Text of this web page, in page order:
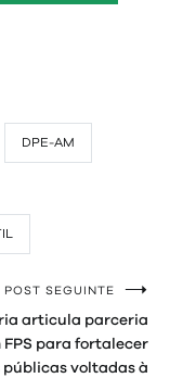
DPE-AM
POST SEGUINTE
articula parceria
FPS para fortalecer
voltadas à